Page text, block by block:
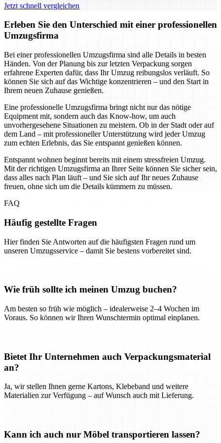
Jetzt schnell vergleichen
Erleben Sie den Unterschied mit einer professionellen
Umzugsfirma
Bei einer professionellen Umzugsfirma sind alle Details in besten
Händen. Von der Planung bis zur letzten Verpackung sorgen
erfahrene Experten dafür, dass Ihr Umzug reibungslos verläuft. So
können Sie sich auf das Wichtige konzentrieren – und den Start in
Ihrem neuen Zuhause genießen.
Eine professionelle Umzugsfirma bringt nicht nur das nötige
Equipment mit, sondern auch das Know-how, um auch
unvorhergesehene Situationen zu meistern. Ob in der Stadt oder auf
dem Land – mit professioneller Unterstützung wird jeder Umzug
zum echten Erlebnis, das Sie entspannt genießen können.
Entspannt wohnen beginnt bereits mit einem stressfreien Umzug.
Mit der richtigen Umzugsfirma an Ihrer Seite können Sie sicher sein,
dass alles nach Plan läuft – und Sie sich auf Ihr neues Zuhause
freuen, ohne sich um die Details kümmern zu müssen.
FAQ
Häufig gestellte Fragen
Hier finden Sie Antworten auf die häufigsten Fragen rund um
unseren Umzugsservice – damit Sie bestens vorbereitet sind.
Wie früh sollte ich meinen Umzug buchen?
Am besten so früh wie möglich – idealerweise 2–4 Wochen im
Voraus. So können wir Ihren Wunschtermin optimal einplanen.
Bietet Ihr Unternehmen auch Verpackungsmaterial
an?
Ja, wir stellen Ihnen gerne Kartons, Klebeband und weitere
Materialien zur Verfügung – auf Wunsch auch mit Lieferung.
Kann ich auch nur Möbel transportieren lassen?